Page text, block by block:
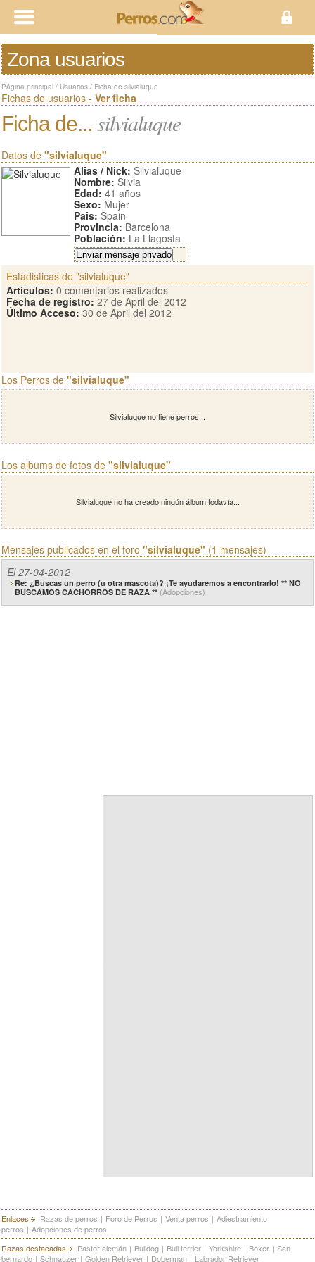
Zona usuarios
Página principal / Usuarios / Ficha de silvialuque
Fichas de usuarios - Ver ficha
Ficha de... silvialuque
Datos de "silvialuque"
Alias / Nick: Silvialuque
Nombre: Silvia
Edad: 41 años
Sexo: Mujer
Pais: Spain
Provincia: Barcelona
Población: La Llagosta
Estadisticas de "silvialuque"
Artículos: 0 comentarios realizados
Fecha de registro: 27 de April del 2012
Último Acceso: 30 de April del 2012
Los Perros de "silvialuque"
Silvialuque no tiene perros...
Los albums de fotos de "silvialuque"
Silvialuque no ha creado ningún álbum todavía...
Mensajes publicados en el foro "silvialuque" (1 mensajes)
El 27-04-2012
Re: ¿Buscas un perro (u otra mascota)? ¡Te ayudaremos a encontrarlo! ** NO
BUSCAMOS CACHORROS DE RAZA ** (Adopciones)
Enlaces Razas de perros | Foro de Perros | Venta perros | Adiestramiento
perros | Adopciones de perros
Razas destacadas
Pastor alemán | Bulldog | Bull terrier | Yorkshire | Boxer | San
bernardo | Schnauzer | Golden Retriever | Doberman | Labrador Retriever